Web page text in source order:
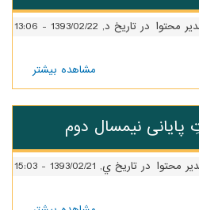
محتوادر تاریخ د, 1393/02/22 - 13:06
مشاهده بیشتر
سمینار
حلّی
پایانی نیمسال دوم
محتوادر تاریخ ي, 1393/02/21 - 15:03